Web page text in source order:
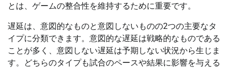
とは、ゲームの整合性を維持するために重要です。
遅延は、意図的なものと意図しないものの2つの主要なタ
イプに分類できます。意図的な遅延は戦略的なものである
ことが多く、意図しない遅延は予期しない状況から生じま
す。どちらのタイプも試合のペースや結果に影響を与える